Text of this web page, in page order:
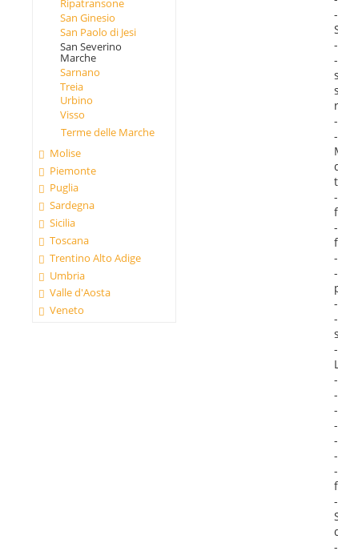
Ripatransone
San Ginesio
San Paolo di Jesi
San Severino
Marche
Sarnano
Treia
Urbino
Visso
Terme delle Marche
Molise
Piemonte
Puglia
Sardegna
Sicilia
Toscana
Trentino Alto Adige
Umbria
Valle d'Aosta
Veneto